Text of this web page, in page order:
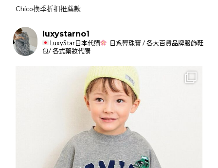
Chico換季折扣推薦款
luxystarno1
LuxyStar日本代購
日系輕珠寶 / 各大百貨品牌服飾鞋
包/ 各式藥妝代購